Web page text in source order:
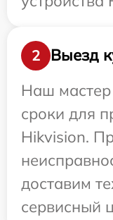
2
Выезд
Наш мастер
сроки для
Hikvision.
доставим
сервисный